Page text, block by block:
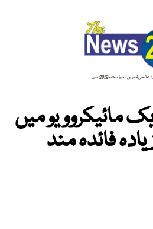
عالمی خبریں · سیاست - 2012 سے
مائیکروویو میں
فائدہ مند